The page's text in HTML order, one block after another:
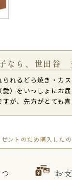
なら、世田谷
れるどら焼き・カス
）をいっしょにお届
が、先方がとても
ントのため購入した
お